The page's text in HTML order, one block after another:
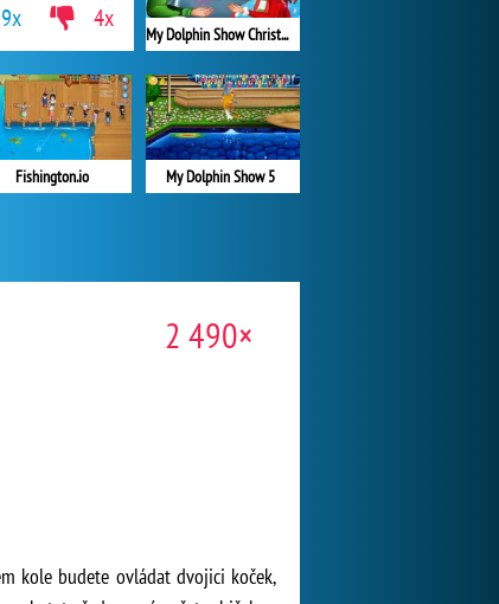
My Dolphin Show Christmas
My Dolphin Show 5
Fishington.io
9x 4x
2 490×
kole budete ovládat dvojici koček,